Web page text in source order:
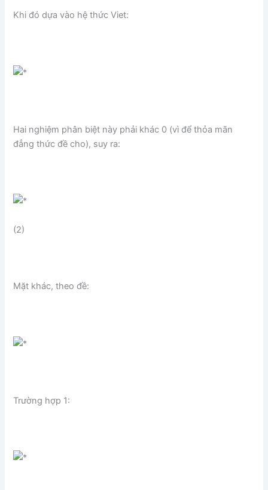
Khi đó dựa vào hệ thức Viet:
Hai nghiệm phân biệt này phải khác 0 (vì để thỏa mãn
đẳng thức đề cho), suy ra:
(2)
Mặt khác, theo đề:
Trường hợp 1: